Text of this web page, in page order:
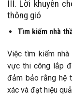
III. Lời khuyên
thông gió
Tìm kiếm nhà
Việc tìm kiếm
vực thi công lắp
đảm bảo rằng hệ
xác và đạt hiệu